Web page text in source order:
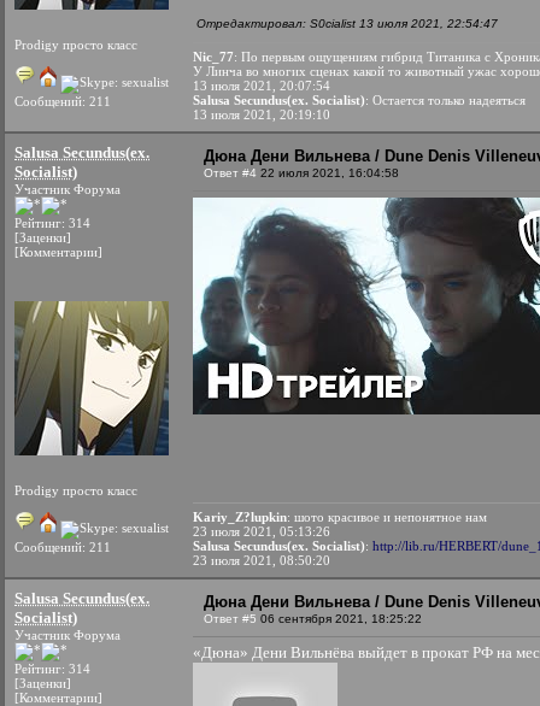
Prodigy просто класс
Сообщений: 211
Отредактировал: S0cialist 13 июля 2021, 22:54:47
Nic_77: По первым ощущениям гибрид Титаника с
У Линча во многих сценах какой то животный ужас
13 июля 2021, 20:07:54
Salusa Secundus(ex. Socialist): Остается только надеяться
13 июля 2021, 20:19:10
Salusa Secundus(ex.
Socialist)
Участник Форума
Рейтинг: 314
[Заценки]
[Комментарии]
Prodigy просто класс
Сообщений: 211
Дюна Дени Вильнева / Dune Denis
Ответ #4 22 июля 2021, 16:04:58
Kariy_Z?lupkin: шото красивое и непонятное нам
23 июля 2021, 05:13:26
Salusa Secundus(ex. Socialist): http://lib.ru/HERBERT/
23 июля 2021, 08:50:20
Salusa Secundus(ex.
Socialist)
Участник Форума
Рейтинг: 314
[Заценки]
[Комментарии]
Дюна Дени Вильнева / Dune Denis
Ответ #5 06 сентября 2021, 18:25:22
«Дюна» Дени Вильнёва выйдет в прокат РФ на